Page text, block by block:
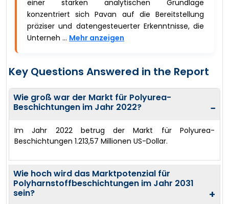
einer starken analytischen Grundlage
konzentriert sich Pavan auf die Bereitstellung
präziser und datengesteuerter Erkenntnisse, die
Unterneh ... Mehr anzeigen
Key Questions Answered in the Report
Wie groß war der Markt für Polyurea-
Beschichtungen im Jahr 2022?
−
Im Jahr 2022 betrug der Markt für Polyurea-
Beschichtungen 1.213,57 Millionen US-Dollar.
Wie hoch wird das Marktpotenzial für
Polyharnstoffbeschichtungen im Jahr 2031
sein?
+